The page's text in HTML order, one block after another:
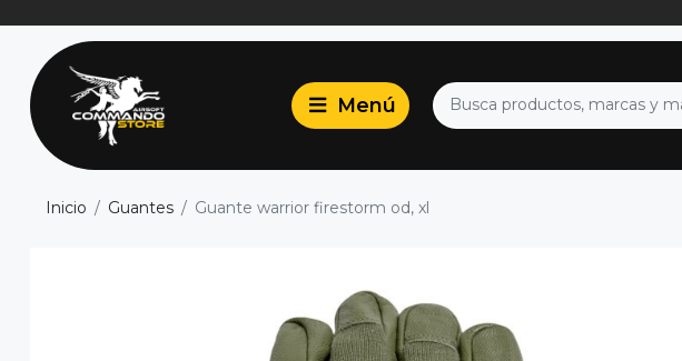
Inicio Guantes Guante warrior firestorm od, xl